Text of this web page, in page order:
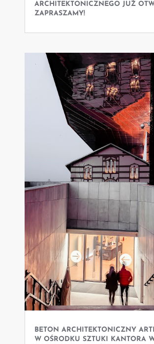
ARCHITEKTONICZNEGO JUŻ
ZAPRASZAMY!
BETON ARCHITEKTONICZNY
W OŚRODKU SZTUKI KANTORA